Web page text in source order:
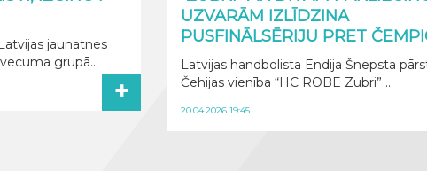
jaunatnes
grupā...
+
UZVARĀM IZLĪDZINA
PUSFINĀLSĒRIJU PRET
Latvijas handbolista Endija Šnepsta
Čehijas vienība “HC ROBE Zubri” ...
20.04.2026 19:45